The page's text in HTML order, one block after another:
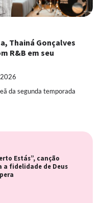
Thainá Gonçalves
R&B em seu
da segunda temporada
Estás”, canção
a fidelidade de Deus